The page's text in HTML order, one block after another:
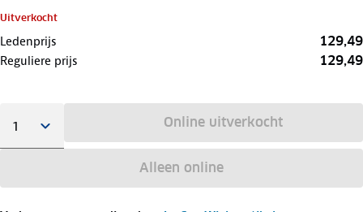
Uitverkocht
Ledenprijs 129,49
Reguliere prijs 129,49
Online uitverkocht
Alleen online